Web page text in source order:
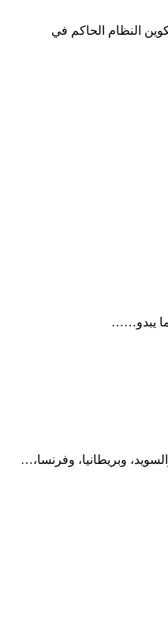
النظام الحاكم في
يبدو……
وبريطانيا، وفرنسا،…